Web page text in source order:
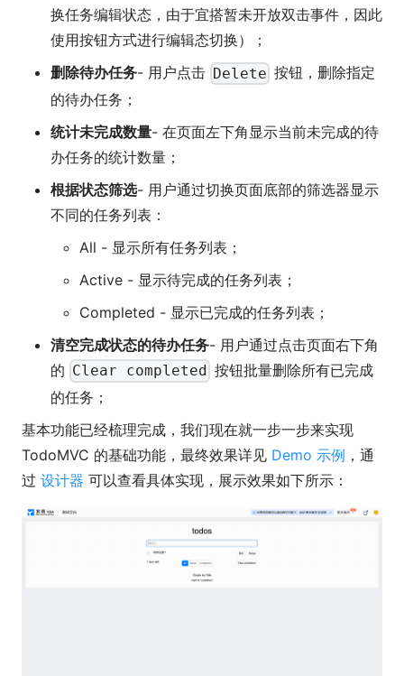
换任务编辑状态，由于宜搭暂未开放双击事件，因此
使用按钮方式进行编辑态切换）；
删除待办任务- 用户点击 Delete 按钮，删除指定
的待办任务；
统计未完成数量- 在页面左下角显示当前未完成的待
办任务的统计数量；
根据状态筛选- 用户通过切换页面底部的筛选器显示
不同的任务列表：
All - 显示所有任务列表；
Active - 显示待完成的任务列表；
Completed - 显示已完成的任务列表；
清空完成状态的待办任务- 用户通过点击页面右下角
的 Clear completed 按钮批量删除所有已完成
的任务；
基本功能已经梳理完成，我们现在就一步一步来实现
TodoMVC 的基础功能，最终效果详见 Demo 示例 ，通
过 设计器 可以查看具体实现，展示效果如下所示：